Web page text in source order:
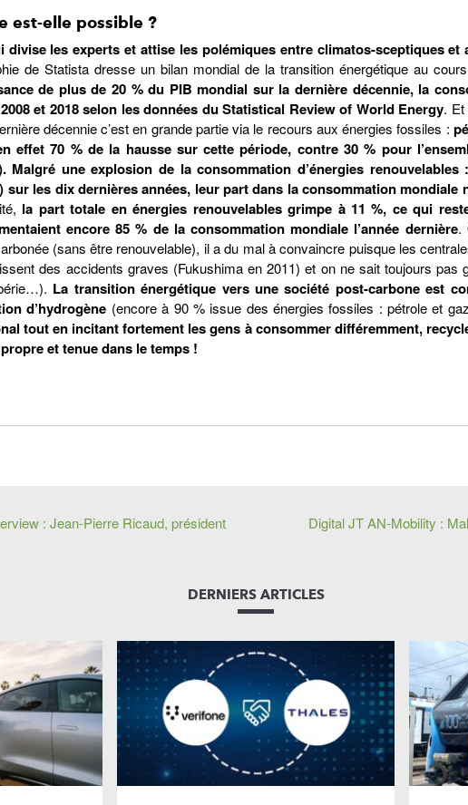
est-elle possible ?
les experts et attise les polémiques entre climatos-sceptiques et
de Statista dresse un bilan mondial de la transition énergétique au
de plus de 20 % du PIB mondial sur la dernière décennie, la
et 2018 selon les données du Statistical Review of World Energy. Et
décennie c’est en grande partie via le recours aux énergies fossiles :
effet 70 % de la hausse sur cette période, contre 30 % pour
Malgré une explosion de la consommation d’énergies renouvelables
sur les dix dernières années, leur part dans la consommation mondiale
la part totale en énergies renouvelables grimpe à 11 %, ce qui
encore 85 % de la consommation mondiale l’année dernière.
(sans être renouvelable), il a du mal à convaincre puisque les
des accidents graves (Fukushima en 2011) et on ne sait toujours
La transition énergétique vers une société post-carbone est
d’hydrogène (encore à 90 % issue des énergies fossiles : pétrole et
tout en incitant fortement les gens à consommer différemment,
et tenue dans le temps !
: Jean-Pierre Ricaud, président
Digital JT AN-Mobility :
DERNIERS ARTICLES